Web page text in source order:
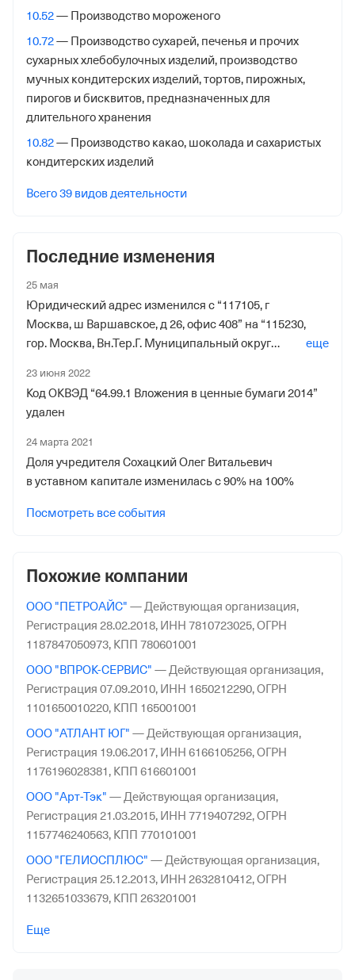
Внебюджетные фонды
Регистрационный номер в ПФР
1107569053
Дата регистрации
1 сентября 2018
Московской обл.
1107569053
Дата регистрации
1 сентября 2018
Наименование территориального органа
Страхования Российской Федерации по гор. Москве и
Московской обл.
10.52— Производство мороженого
10.72— Производство сухарей, печенья и прочих
сухарных хлебобулочных изделий, производство
мучных кондитерских изделий, тортов, пирожных,
пирогов и бисквитов, предназначенных для
длительного хранения
10.82— Производство какао, шоколада и сахаристых
кондитерских изделий
Всего 39 видов деятельности
Последние изменения
25 мая
Юридический адрес изменился с “117105, г
Москва, ш Варшавское, д 26, офис 408” на “115230,
гор. Москва, Вн.Тер.Г. Муниципальный округ
еще
23 июня 2022
Код ОКВЭД “64.99.1 Вложения в ценные бумаги 2014”
удален
24 марта 2021
Доля учредителя Сохацкий Олег Витальевич
в уставном капитале изменилась с 90% на 100%
Посмотреть все события
Похожие компании
ООО "ПЕТРОАЙС" — Действующая организация,
Регистрация 28.02.2018, ИНН 7810723025,ОГРН
1187847050973, КПП 780601001
ООО "ВПРОК-СЕРВИС" — Действующая организация,
Регистрация 07.09.2010, ИНН 1650212290,ОГРН
1101650010220, КПП 165001001
ООО "АТЛАНТ ЮГ" — Действующая организация,
Регистрация 19.06.2017, ИНН 6166105256,ОГРН
1176196028381, КПП 616601001
ООО "Арт-Тэк" — Действующая организация,
Регистрация 21.03.2015, ИНН 7719407292,ОГРН
1157746240563, КПП 770101001
ООО "ГЕЛИОСПЛЮС" — Действующая организация,
Регистрация 25.12.2013, ИНН 2632810412,ОГРН
1132651033679, КПП 263201001
ООО "Доставка"
Еще